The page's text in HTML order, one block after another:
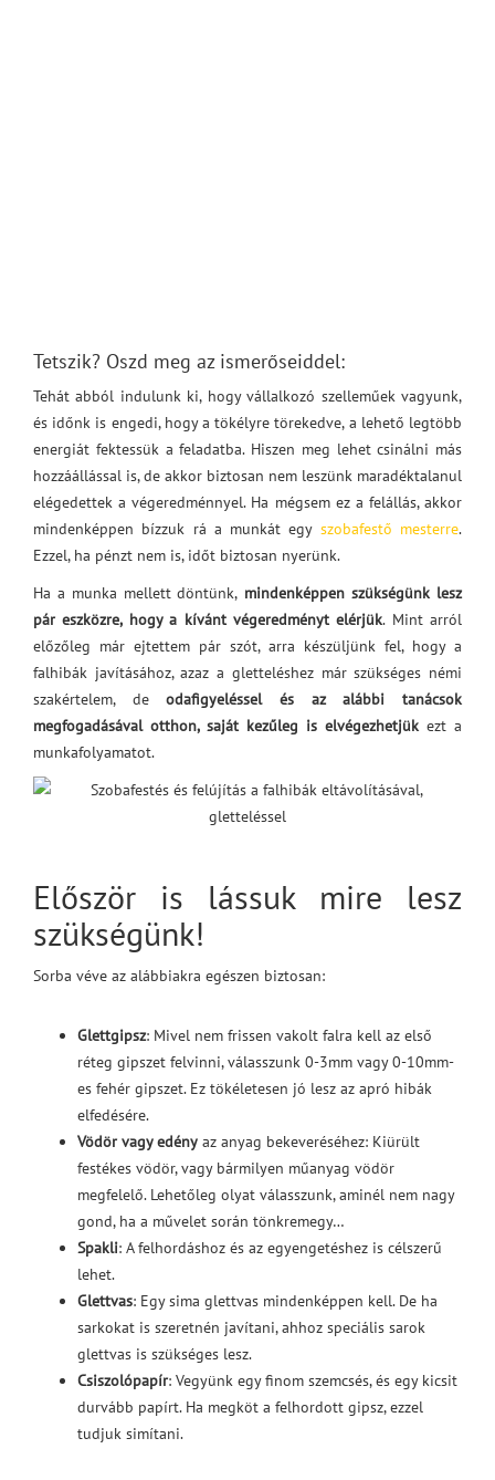
Tetszik? Oszd meg az ismerőseiddel:
Tehát abból indulunk ki, hogy vállalkozó szelleműek vagyunk,
és időnk is engedi, hogy a tökélyre törekedve, a lehető legtöbb
energiát fektessük a feladatba. Hiszen meg lehet csinálni más
hozzáállással is, de akkor biztosan nem leszünk maradéktalanul
elégedettek a végeredménnyel. Ha mégsem ez a felállás, akkor
mindenképpen bízzuk rá a munkát egy szobafestő mesterre.
Ezzel, ha pénzt nem is, időt biztosan nyerünk.
Ha a munka mellett döntünk, mindenképpen szükségünk lesz
pár eszközre, hogy a kívánt végeredményt elérjük. Mint arról
előzőleg már ejtettem pár szót, arra készüljünk fel, hogy a
falhibák javításához, azaz a gletteléshez már szükséges némi
szakértelem, deodafigyeléssel és az alábbi tanácsok
megfogadásával otthon, saját kezűleg is elvégezhetjük ezt a
munkafolyamatot.
Először is lássuk mire lesz
szükségünk!
Sorba véve az alábbiakra egészen biztosan:
Glettgipsz: Mivel nem frissen vakolt falra kell az első
réteg gipszet felvinni, válasszunk 0-3mm vagy 0-10mm-
es fehér gipszet. Ez tökéletesen jó lesz az apró hibák
elfedésére.
Vödör vagy edény az anyag bekeveréséhez: Kiürült
festékes vödör, vagy bármilyen műanyag vödör
megfelelő. Lehetőleg olyat válasszunk, aminél nem nagy
gond, ha a művelet során tönkremegy…
Spakli: A felhordáshoz és az egyengetéshez is célszerű
lehet.
Glettvas: Egy sima glettvas mindenképpen kell. De ha
sarkokat is szeretnén javítani, ahhoz speciális sarok
glettvas is szükséges lesz.
Csiszolópapír: Vegyünk egy finom szemcsés, és egy kicsit
durvább papírt. Ha megköt a felhordott gipsz, ezzel
tudjuk simítani.